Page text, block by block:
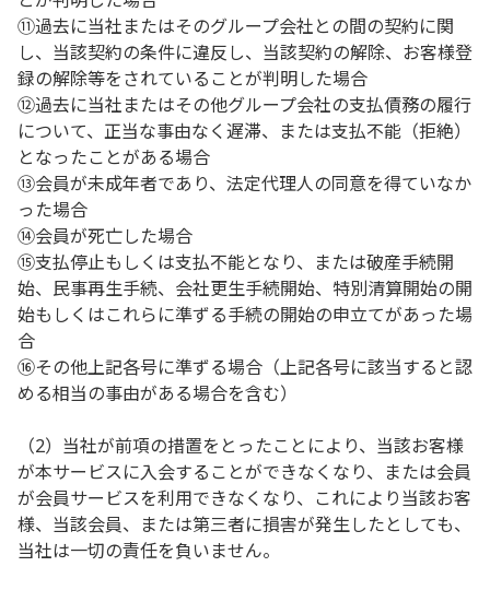
⑪過去に当社またはそのグループ会社との間の契約に関
し、当該契約の条件に違反し、当該契約の解除、お客様登
録の解除等をされていることが判明した場合
⑫過去に当社またはその他グループ会社の支払債務の履行
について、正当な事由なく遅滞、または支払不能（拒絶）
となったことがある場合
⑬会員が未成年者であり、法定代理人の同意を得ていなか
った場合
⑭会員が死亡した場合
⑮支払停止もしくは支払不能となり、または破産手続開
始、民事再生手続、会社更生手続開始、特別清算開始の開
始もしくはこれらに準ずる手続の開始の申立てがあった場
合
⑯その他上記各号に準ずる場合（上記各号に該当すると認
める相当の事由がある場合を含む）
（2）当社が前項の措置をとったことにより、当該お客様
が本サービスに入会することができなくなり、または会員
が会員サービスを利用できなくなり、これにより当該お客
様、当該会員、または第三者に損害が発生したとしても、
当社は一切の責任を負いません。